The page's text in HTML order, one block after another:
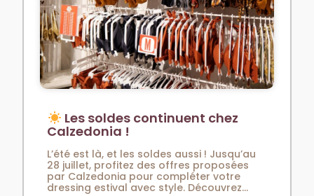
Les soldes continuent chez
Calzedonia !
L’été est là, et les soldes aussi ! Jusqu’au
28 juillet, profitez des offres proposées
par Calzedonia pour compléter votre
dressing estival avec style. Découvrez...